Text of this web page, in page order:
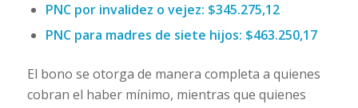
PNC por invalidez o vejez: $345.275,12
PNC para madres de siete hijos: $463.250,17
El bono se otorga de manera completa a quienes
cobran el haber mínimo, mientras que quienes